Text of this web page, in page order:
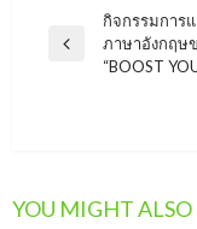
แนะแนว
เรื่อง
Previous
กิจกรรมการ
ภาษาอังกฤษ
“BOOST
YOU MIGHT ALSO